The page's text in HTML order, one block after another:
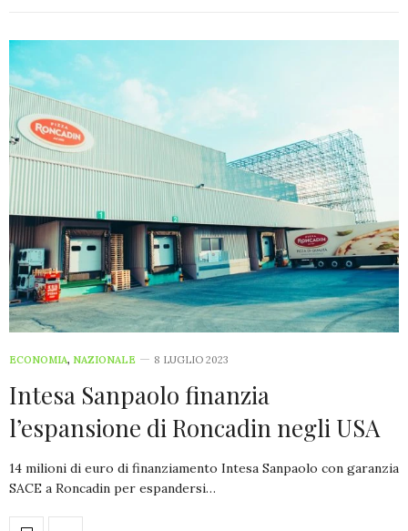
ECONOMIA, NAZIONALE 8 LUGLIO 2023
Intesa Sanpaolo finanzia
l’espansione di Roncadin negli USA
14 milioni di euro di finanziamento Intesa Sanpaolo con garanzia
SACE a Roncadin per espandersi…